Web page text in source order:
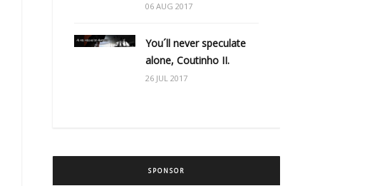
06 AUG 2017
You´ll never speculate
alone, Coutinho II.
26 JUL 2017
SPONSOR